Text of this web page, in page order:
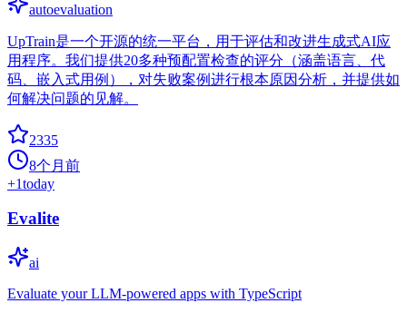
autoevaluation
UpTrain是一个开源的统一平台，用于评估和改进生成式AI应
用程序。我们提供20多种预配置检查的评分（涵盖语言、代
码、嵌入式用例），对失败案例进行根本原因分析，并提供如
何解决问题的见解。
2335
8个月前
+1today
Evalite
ai
Evaluate your LLM-powered apps with TypeScript